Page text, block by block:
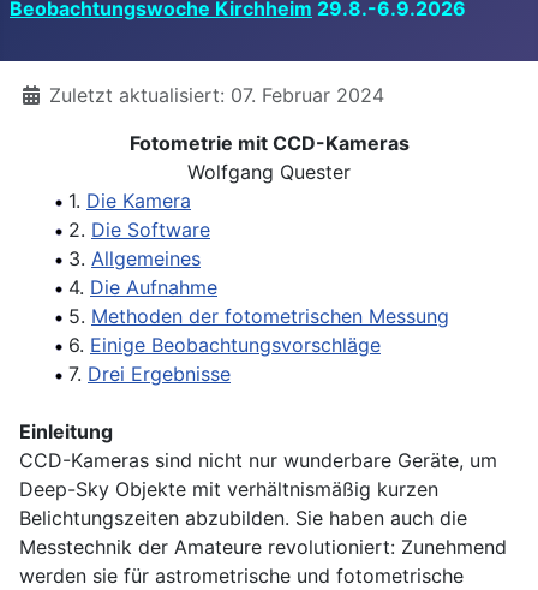
Beobachtungswoche Kirchheim 29.8.-6.9.2026
DetailsZuletzt aktualisiert: 07. Februar 2024
Fotometrie mit CCD-Kameras
Wolfgang Quester
1. Die Kamera
2. Die Software
3. Allgemeines
4. Die Aufnahme
5. Methoden der fotometrischen Messung
6. Einige Beobachtungsvorschläge
7. Drei Ergebnisse
Einleitung
CCD-Kameras sind nicht nur wunderbare Geräte, um
Deep-Sky Objekte mit verhältnismäßig kurzen
Belichtungszeiten abzubilden. Sie haben auch die
Messtechnik der Amateure revolutioniert: Zunehmend
werden sie für astrometrische und fotometrische